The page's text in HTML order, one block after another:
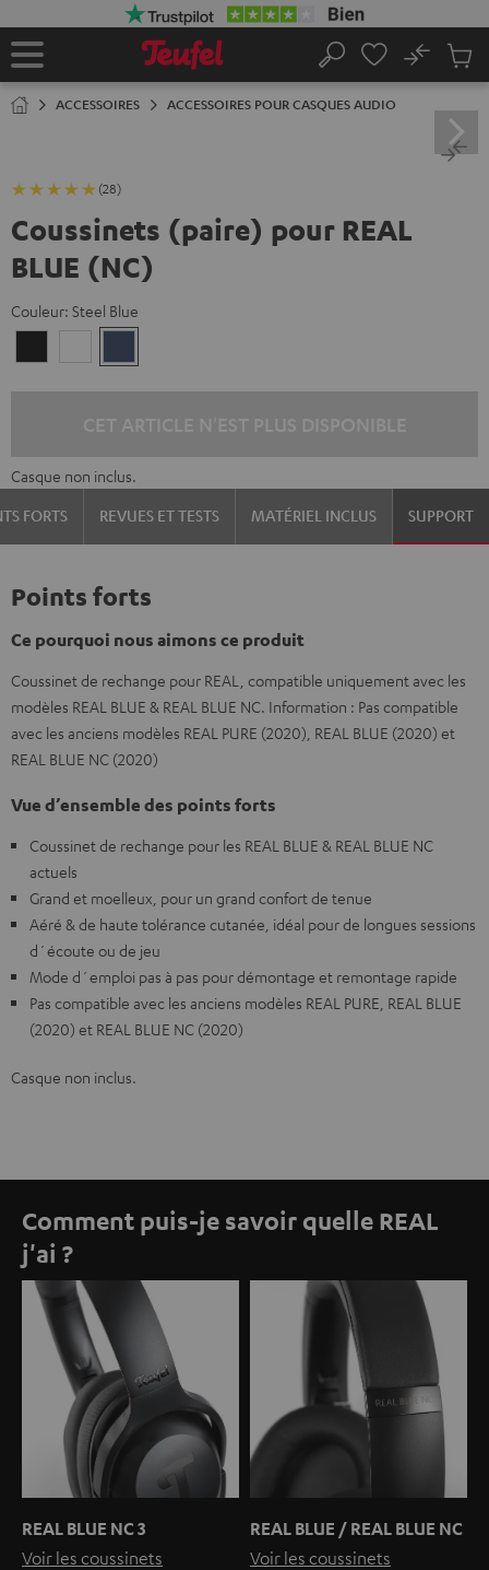
Page
Rechercher
No
panier
ACCESSOIRES ACCESSOIRES POUR CASQUES AUDIO
(28)
Coussinets (paire) pour REAL
BLUE (NC)
Couleur: Steel Blue
White Blue
Casque non inclus.
FORTS
REVUES ET TESTS MATÉRIEL INCLUS SUPPORT
Points forts
Ce pourquoi nous aimons ce produit
Coussinet de rechange pour REAL, compatible uniquement avec les
modèles REAL BLUE & REAL BLUE NC. Information : Pas compatible
avec les anciens modèles REAL PURE (2020), REAL BLUE (2020) et
REAL BLUE NC (2020)
Vue d’ensemble des points forts
Coussinet de rechange pour les REAL BLUE & REAL BLUE NC
actuels
Grand et moelleux, pour un grand confort de tenue
Aéré & de haute tolérance cutanée, idéal pour de longues sessions
d´écoute ou de jeu
Mode d´emploi pas à pas pour démontage et remontage rapide
Pas compatible avec les anciens modèles REAL PURE, REAL BLUE
(2020) et REAL BLUE NC (2020)
Casque non inclus.
Comment puis-je savoir quelle REAL
j'ai ?
REAL BLUE NC 3
Voir les coussinets
REAL BLUE / REAL BLUE NC
Voir les coussinets